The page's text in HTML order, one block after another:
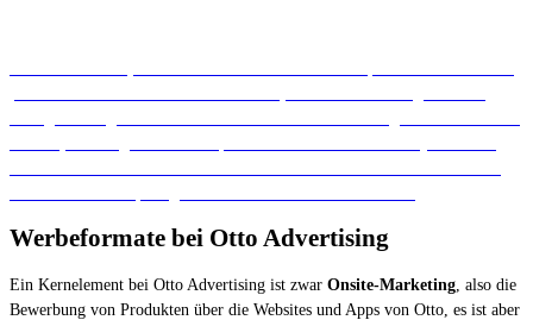
Werbeformate bei Otto Advertising
Ein Kernelement bei Otto Advertising ist zwar Onsite-Marketing , also die
Bewerbung von Produkten über die Websites und Apps von Otto, es ist aber